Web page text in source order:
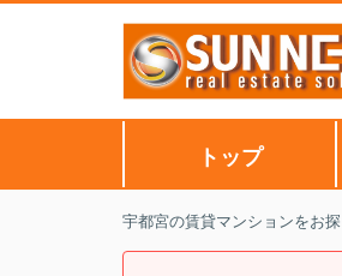
トップ
宇都宮の賃貸マンションをお